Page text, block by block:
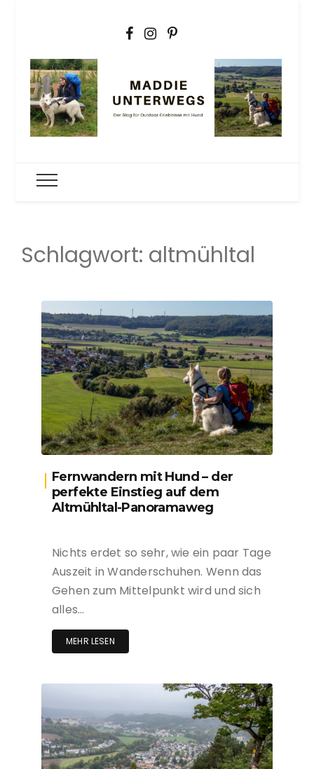
Schlagwort: altmühltal
Fernwandern mit Hund – der
perfekte Einstieg auf dem
Altmühltal-Panoramaweg
Nichts erdet so sehr, wie ein paar Tage
Auszeit in Wanderschuhen. Wenn das
Gehen zum Mittelpunkt wird und sich
alles…
MEHR LESEN